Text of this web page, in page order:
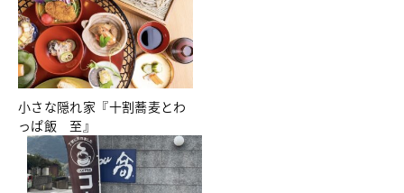
小さな隠れ家『十割蕎麦とわ
っぱ飯 至』